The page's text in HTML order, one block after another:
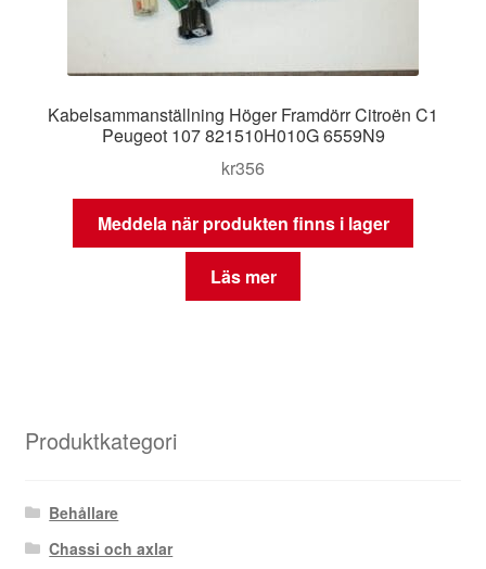
Kabelsammanställning Höger Framdörr Citroën C1
Peugeot 107 821510H010G 6559N9
kr356
Meddela när produkten finns i lager
Läs mer
Produktkategori
Behållare
Chassi och axlar